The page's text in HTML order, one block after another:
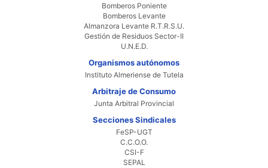
Bomberos Poniente
Bomberos Levante
Almanzora Levante R.T.R.S.U.
Gestión de Residuos Sector-II
U.N.E.D.
Organismos autónomos
Instituto Almeriense de Tutela
Arbitraje de Consumo
Junta Arbitral Provincial
Secciones Sindicales
FeSP-UGT
C.C.O.O.
CSI-F
SEPAL